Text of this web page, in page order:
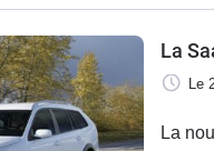
La
Le
La